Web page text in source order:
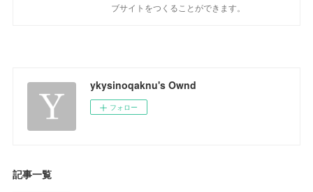
ブサイトをつくることができます。
ykysinoqaknu's Ownd
フォロー
記事一覧